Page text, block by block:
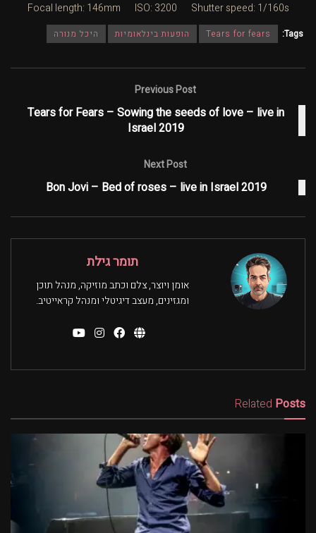
Focal length: 146mm
ISO: 3200 Shutter speed: 1/160s
Tags:
Tears for fears הופעות בינלאומיות היכל מנורה
Previous Post
Tears for Fears – Sowing the seeds of love – live in
Israel 2019
Next Post
Bon Jovi – Bed of roses – live in Israel 2019
תומר גילת
אומן ויוצר, צלם וכתב מוזיקה, מנהל תוכן
ומגזינים, מעצב דיגיטלי ומנהל קראייטיב.
Related Posts